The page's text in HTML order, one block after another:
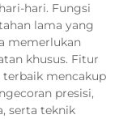
hari. Fungsi
lama yang
memerlukan
khusus. Fitur
terbaik mencakup
presisi,
serta teknik